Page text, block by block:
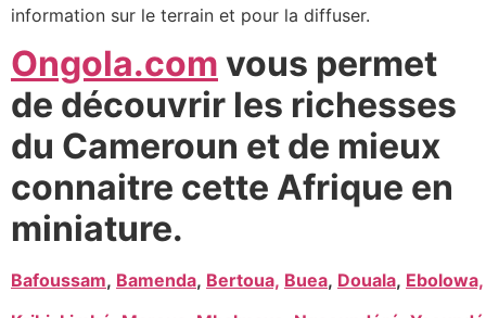
information sur le terrain et pour la diffuser.
Ongola.com vous permet
de découvrir les richesses
du Cameroun et de mieux
connaitre cette Afrique en
miniature.
Bafoussam, Bamenda, Bertoua, Buea, Douala, Ebolowa,